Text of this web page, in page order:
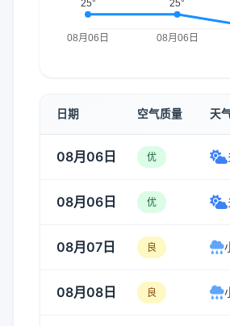
日期 空气质量 天
08月06日 优
08月06日 优
08月07日 良
08月08日 良